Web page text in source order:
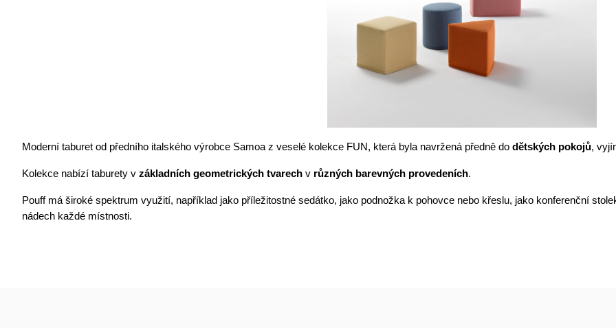
Moderní taburet od předního italského výrobce Samoa z veselé kolekce FUN, která byla navržená předně do dětských pokojů,
Kolekce nabízí taburety v základních geometrických tvarech v různých barevných provedeních.
Pouff má široké spektrum využití, například jako příležitostné sedátko, jako podnožka k pohovce nebo křeslu, jako konferenční
nádech každé místnosti.